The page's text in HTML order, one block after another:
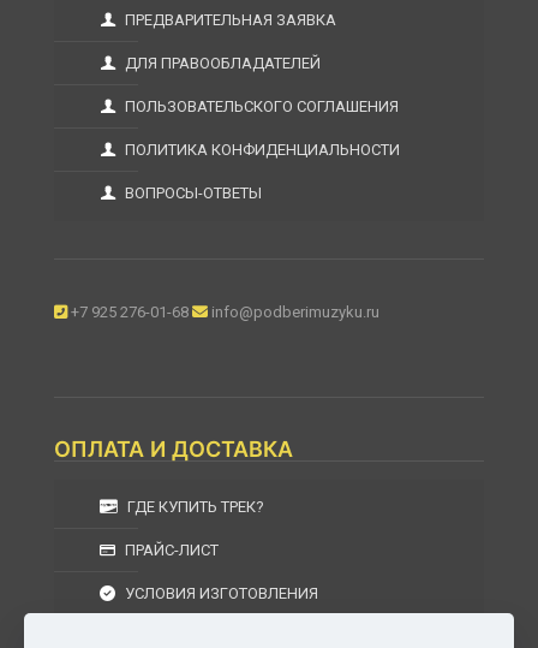
ПРЕДВАРИТЕЛЬНАЯ ЗАЯВКА
ДЛЯ ПРАВООБЛАДАТЕЛЕЙ
ПОЛЬЗОВАТЕЛЬСКОГО СОГЛАШЕНИЯ
ПОЛИТИКА КОНФИДЕНЦИАЛЬНОСТИ
ВОПРОСЫ-ОТВЕТЫ
+7 925 276-01-68 info@podberimuzyku.ru
ОПЛАТА И ДОСТАВКА
ГДЕ КУПИТЬ ТРЕК?
ПРАЙС-ЛИСТ
УСЛОВИЯ ИЗГОТОВЛЕНИЯ